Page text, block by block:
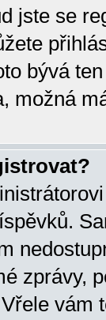
jste se
bývá
možná
zprávy,
vám